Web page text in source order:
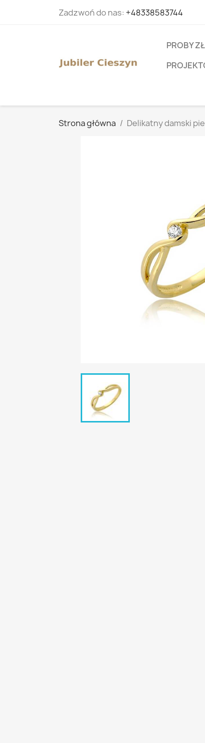
Zadzwoń do nas: +48338583744
PROBY
Strona główna Delikatny damski